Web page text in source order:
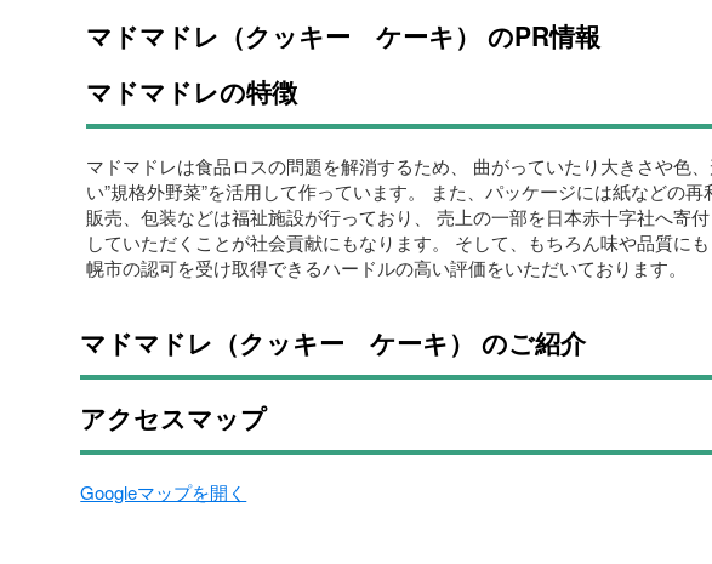
マドマドレ（クッキー ケーキ） のPR情報
マドマドレの特徴
マドマドレは食品ロスの問題を解消するため、 曲がっていたり大きさや色
い”規格外野菜”を活用して作っています。 また、パッケージには紙などの
販売、包装などは福祉施設が行っており、 売上の一部を日本赤十字社へ寄
していただくことが社会貢献にもなります。 そして、もちろん味や品質に
幌市の認可を受け取得できるハードルの高い評価をいただいております。
マドマドレ（クッキー ケーキ） のご紹介
アクセスマップ
Googleマップを開く